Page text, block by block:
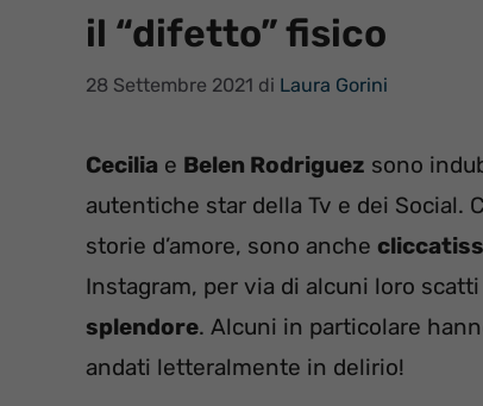
il “difetto” fisico
28 Settembre 2021 di Laura Gorini
Cecilia e Belen Rodriguez sono
autentiche star della Tv e dei Social.
storie d’amore, sono anche
Instagram, per via di alcuni loro
splendore. Alcuni in particolare
andati letteralmente in delirio!